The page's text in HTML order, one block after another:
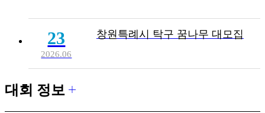
23
2026.06
창원특례시 탁구 꿈나무 대모집
대회 정보